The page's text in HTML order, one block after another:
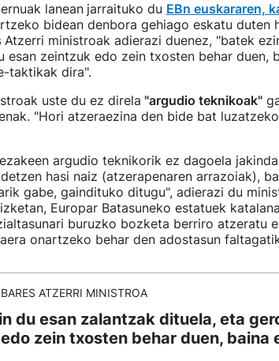
lanean jarraituko du EBn euskararen,
bidean denbora gehiago eskatu duten
Atzerri ministroak adierazi duenez, "batek
esan zeintzuk edo zein txosten behar duen,
taktikak dira".
uste du ez direla "argudio teknikoak"
"Hori atzeraezina den bide bat
argudio teknikorik ez dagoela
hasi naiz (atzerapenaren arrazoiak),
gabe, gaindituko ditugu", adierazi du
Europar Batasuneko estatuek
buruzko bozketa berriro atzeratu
onartzeko behar den adostasun
ATZERRI MINISTROA
du esan zalantzak dituela, eta
zein txosten behar duen, baina